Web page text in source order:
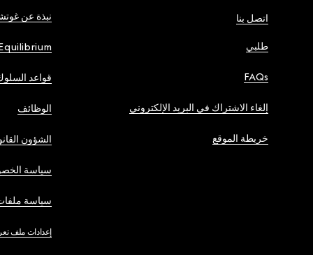
اتصل بنا
طلبي
FAQs
إلغاء الاشتراك في البريد الإلكتروني
خريطة الموقع
نبذة عن
قواعد
الوظائف
الشؤون
سياسة
سياسة
إعدادات ملف